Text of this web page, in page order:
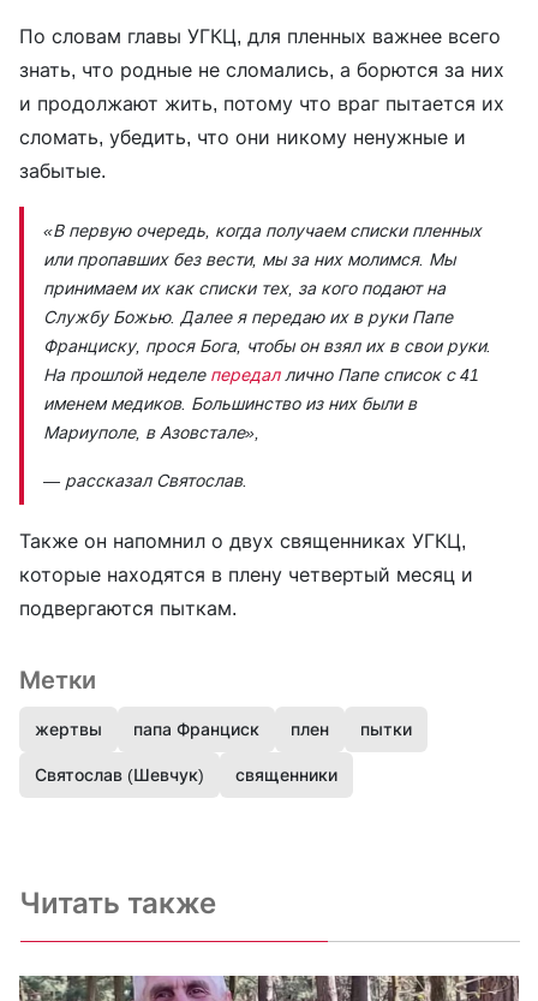
По словам главы УГКЦ, для пленных важнее всего
знать, что родные не сломались, а борются за них
и продолжают жить, потому что враг пытается их
сломать, убедить, что они никому ненужные и
забытые.
«В первую очередь, когда получаем списки пленных
или пропавших без вести, мы за них молимся. Мы
принимаем их как списки тех, за кого подают на
Службу Божью. Далее я передаю их в руки Папе
Франциску, прося Бога, чтобы он взял их в свои руки.
На прошлой неделе передаллично Папе список с 41
именем медиков. Большинство из них были в
Мариуполе, в Азовстале»,
— рассказал Святослав.
Также он напомнил о двух священниках УГКЦ,
которые находятся в плену четвертый месяц и
подвергаются пыткам.
Метки
жертвы папа Франциск плен пытки
Святослав (Шевчук) священники
Читать также